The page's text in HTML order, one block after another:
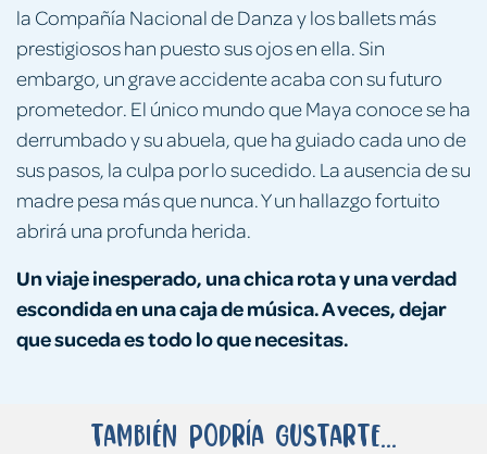
la Compañía Nacional de Danza y los ballets más
prestigiosos han puesto sus ojos en ella. Sin
embargo, un grave accidente acaba con su futuro
prometedor. El único mundo que Maya conoce se ha
derrumbado y su abuela, que ha guiado cada uno de
sus pasos, la culpa por lo sucedido. La ausencia de su
madre pesa más que nunca. Y un hallazgo fortuito
abrirá una profunda herida.
Un viaje inesperado, una chica rota y una verdad
escondida en una caja de música. A veces, dejar
que suceda es todo lo que necesitas.
También podría gustarte...